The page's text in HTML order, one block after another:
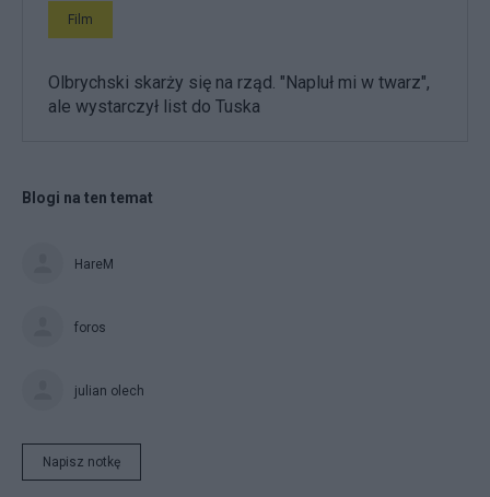
Film
Olbrychski skarży się na rząd. "Napluł mi w twarz",
ale wystarczył list do Tuska
Blogi na ten temat
HareM
foros
julian olech
Napisz notkę